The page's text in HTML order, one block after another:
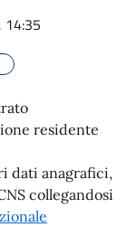
14:35
residente
dati anagrafici,
collegandosi